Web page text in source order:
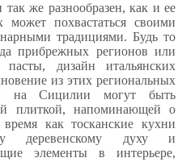
же разнообразен, как и ее
похвастаться своими
традициями. Будь то
прибрежных регионов или
дизайн итальянских
из этих региональных
на Сицилии могут быть
плиткой, напоминающей о
как тосканские кухни
деревенскому духу и
элементы в интерьере,